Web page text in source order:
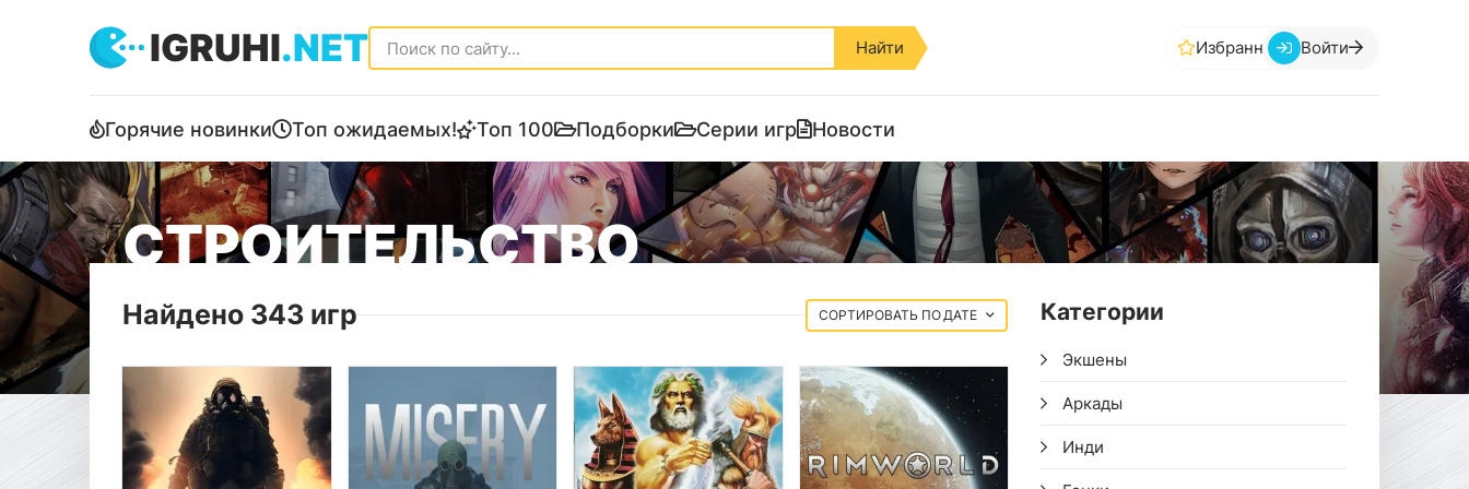
IGRUHI.NET Найти Избранное Войти
Горячие новинки Топ ожидаемых! Топ 100 Подборки Серии игр Новости
СТРОИТЕЛЬСТВО
Найдено 343 игр ДАТЕ Категории
Экшены
Аркады
Инди